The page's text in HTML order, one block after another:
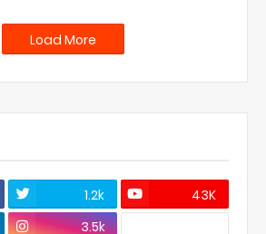
Load More
1.2k
43K
3.5k